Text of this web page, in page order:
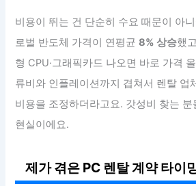
비용이 뛰는 건 단순히 수요 때문이 아
로벌 반도체 가격이 연평균8% 상승했
형 CPU·그래픽카드 나오면 바로 가격
류비와 인플레이션까지 겹쳐서 렌탈 업
비용을 조정하더라고요. 갓성비 찾는
현실이에요.
제가 겪은 PC 렌탈 계약 타이